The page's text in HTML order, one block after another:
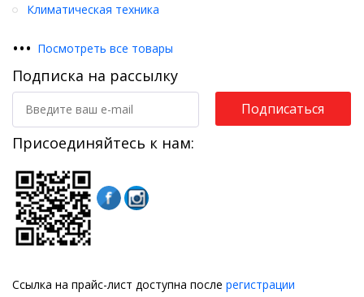
Климатическая техника
••• Посмотреть все товары
Подписка на рассылку
Подписаться
Присоединяйтесь к нам:
Ссылка на прайс-лист доступна после регистрации